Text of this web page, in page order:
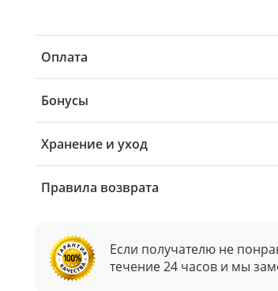
Оплата
Бонусы
Хранение и уход
Правила возврата
Если получателю не
течение 24 часов и мы